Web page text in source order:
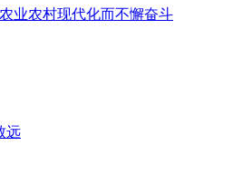
业农村现代化而不懈奋斗
远